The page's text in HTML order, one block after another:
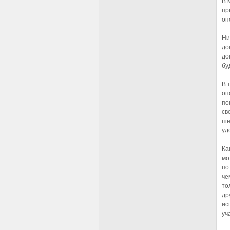
В